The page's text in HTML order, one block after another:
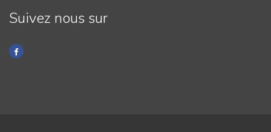
Suivez nous sur